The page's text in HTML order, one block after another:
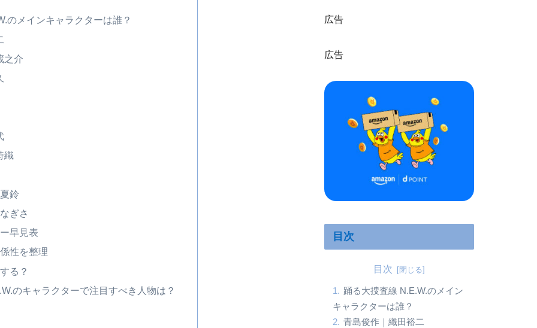
のメインキャラクターは誰？
之介
織
鈴
ぎさ
早見表
性を整理
る？
のキャラクターで注目すべき人物は？
広告
広告
目次
目次
踊る大捜査線 N.E.W.のメイン
キャラクターは誰？
青島俊作｜織田裕二